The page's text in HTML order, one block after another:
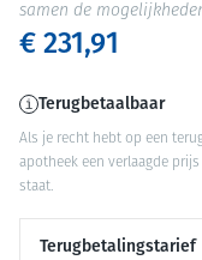
€ 231,91
Terugbetaalbaar
Als je recht hebt op een
apotheek een verlaagde
staat.
Terugbetalingstarief
samen de